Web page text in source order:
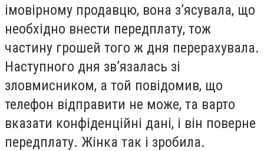
імовірному продавцю, вона з’ясувала, що
необхідно внести передплату, тож
частину грошей того ж дня перерахувала.
Наступного дня зв’язалась зі
зловмисником, а той повідомив, що
телефон відправити не може, та варто
вказати конфіденційні дані, і він поверне
передплату. Жінка так і зробила.